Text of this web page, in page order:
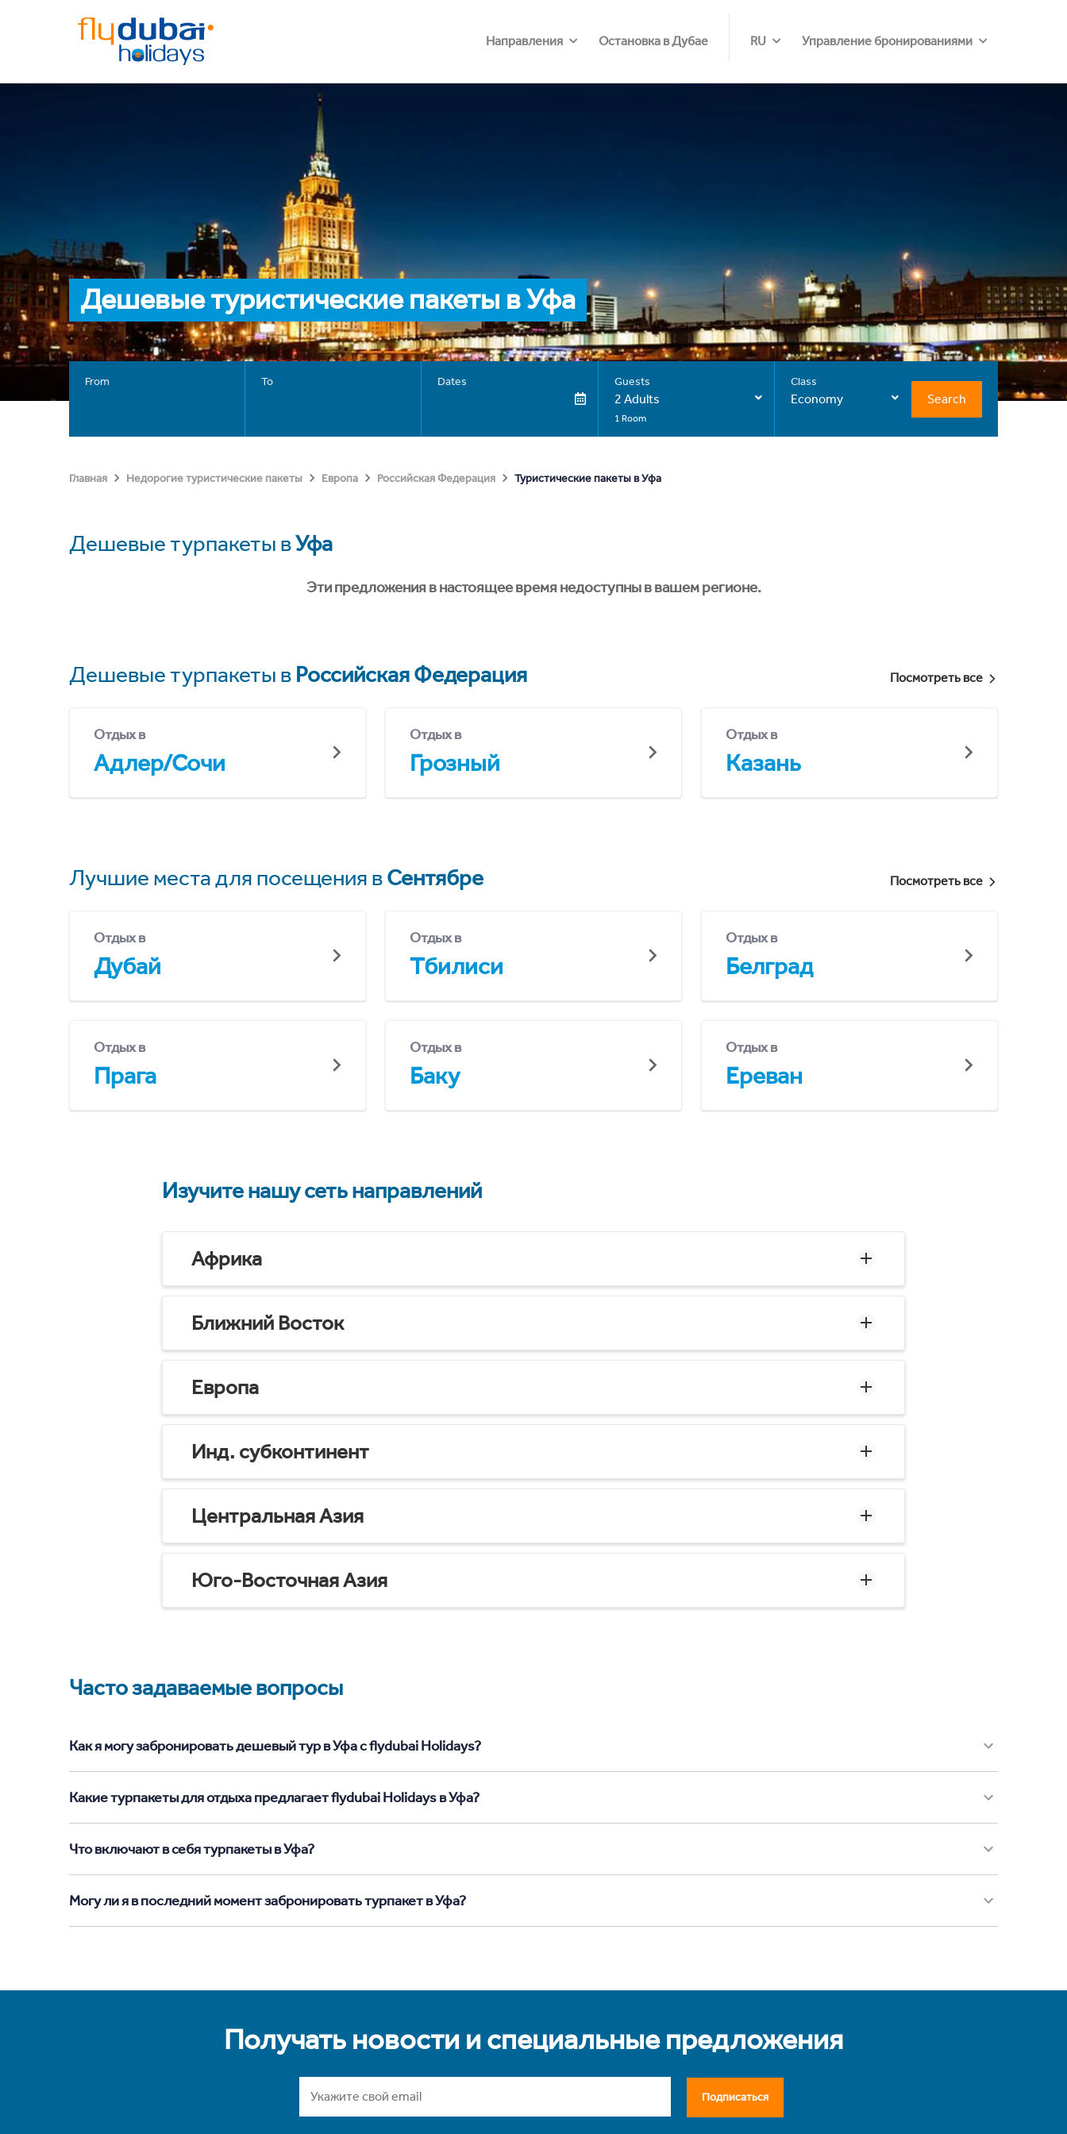
Направления Остановка в Дубае RU Управление бронированиями
Дешевые туристические пакеты в Уфа
From To Dates Guests
2 Adults
1 Room
Class
Economy Search
Главная Недорогие туристические пакеты Европа Российская Федерация Туристические пакеты в Уфа
Дешевые турпакеты вУфа
Эти предложения в настоящее время недоступны в вашем регионе.
Дешевые турпакеты в Российская Федерация Посмотреть все
Отдых в
Адлер/Сочи
Отдых в
Грозный
Отдых в
Казань
Лучшие места для посещения вСентябре Посмотреть все
Отдых в
Дубай
Отдых в
Тбилиси
Отдых в
Белград
Отдых в
Прага
Отдых в
Баку
Отдых в
Ереван
Изучите нашу сеть направлений
Африка
Ближний Восток
Европа
Инд. субконтинент
Центральная Азия
Юго-Восточная Азия
Часто задаваемые вопросы
Как я могу забронировать дешевый тур в Уфа с flydubai Holidays?
Какие турпакеты для отдыха предлагает flydubai Holidays в Уфа?
Что включают в себя турпакеты в Уфа?
Могу ли я в последний момент забронировать турпакет в Уфа?
Получать новости и специальные предложения
Подписаться